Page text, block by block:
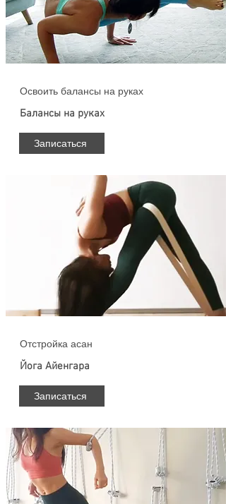
Освоить балансы на руках
Балансы на руках
Записаться
Отстройка асан
Йога Айенгара
Записаться